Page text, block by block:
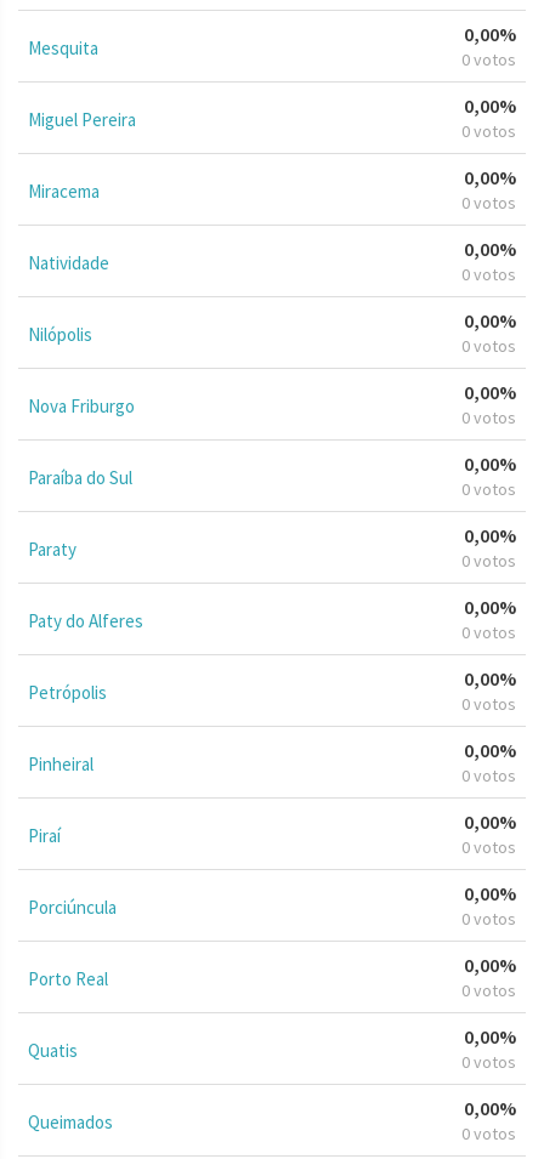
Mesquita
0,00%
0 votos
Miguel Pereira
0,00%
0 votos
Miracema
0,00%
0 votos
Natividade
0,00%
0 votos
Nilópolis
0,00%
0 votos
Nova Friburgo
0,00%
0 votos
Paraíba do Sul
0,00%
0 votos
Paraty
0,00%
0 votos
Paty do Alferes
0,00%
0 votos
Petrópolis
0,00%
0 votos
Pinheiral
0,00%
0 votos
Piraí
0,00%
0 votos
Porciúncula
0,00%
0 votos
Porto Real
0,00%
0 votos
Quatis
0,00%
0 votos
Queimados
0,00%
0 votos